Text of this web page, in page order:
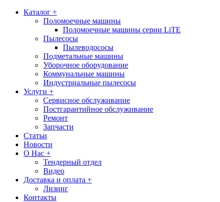
Каталог +
Поломоечные машины
Поломоечные машины серии LiTE
Пылесосы
Пылеводососы
Подметальные машины
Уборочное оборудование
Коммунальные машины
Индустриальные пылесосы
Услуги +
Сервисное обслуживание
Постгарантийное обслуживание
Ремонт
Запчасти
Статьи
Новости
О Нас +
Тендерный отдел
Видео
Доставка и оплата +
Лизинг
Контакты